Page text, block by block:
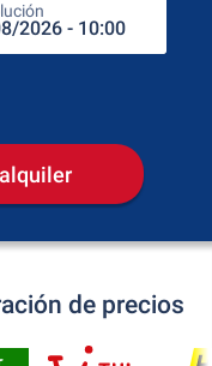
de precios